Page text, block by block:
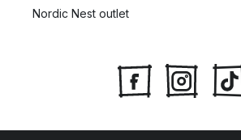
Nordic Nest outlet